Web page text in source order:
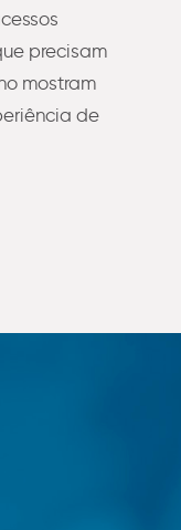
precisam
mostram
de